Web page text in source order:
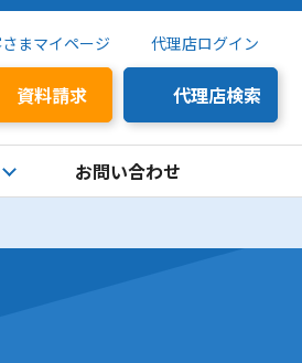
まマイページ 代理店ログイン
資料請求 代理店検索
お問い合わせ